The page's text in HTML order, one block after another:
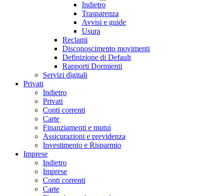
Indietro
Trasparenza
Avvisi e guide
Usura
Reclami
Disconoscimento movimenti
Definizione di Default
Rapporti Dormienti
Servizi digitali
Privati
Indietro
Privati
Conti correnti
Carte
Finanziamenti e mutui
Assicurazioni e previdenza
Investimento e Risparmio
Imprese
Indietro
Imprese
Conti correnti
Carte